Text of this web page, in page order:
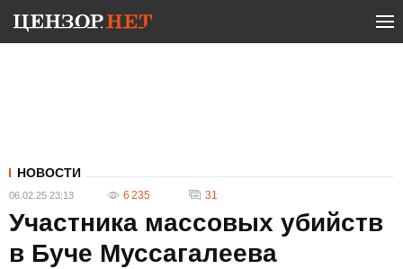
НОВОСТИ
06.02.25 23:13 6 235 31
Участника массовых убийств
в Буче Муссагалеева